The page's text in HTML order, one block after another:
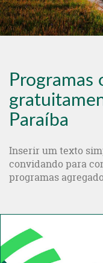
Programas
Paraíba
Inserir um texto
convidando para
programas